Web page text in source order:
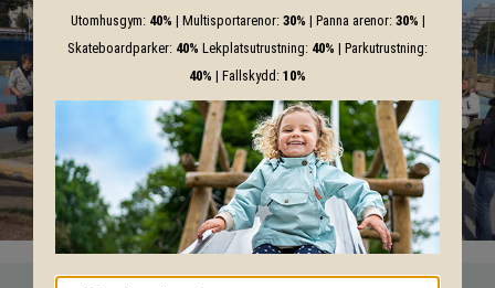
Utomhusgym: 40% | Multisportarenor: 30% | Panna arenor: 30% |
Skateboardparker: 40% Lekplatsutrustning: 40% | Parkutrustning:
40% | Fallskydd: 10%